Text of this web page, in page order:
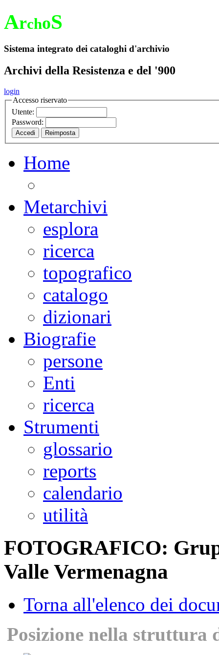
ArchoS
Sistema integrato dei cataloghi d'archivio
Archivi della Resistenza e del '900
login
Accesso riservato
Utente:
Password:
Home
Metarchivi
esplora
ricerca
topografico
catalogo
dizionari
Biografie
persone
Enti
ricerca
Strumenti
glossario
reports
calendario
utilità
FOTOGRAFICO:
Valle Vermenagna
Torna all'elenco dei
Posizione nella struttura